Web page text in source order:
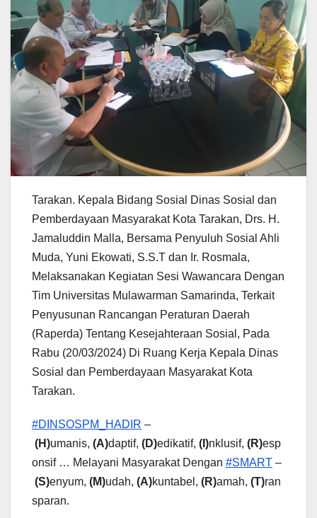
Tarakan. Kepala Bidang Sosial Dinas Sosial dan
Pemberdayaan Masyarakat Kota Tarakan, Drs. H.
Jamaluddin Malla, Bersama Penyuluh Sosial Ahli
Muda, Yuni Ekowati, S.S.T dan Ir. Rosmala,
Melaksanakan Kegiatan Sesi Wawancara Dengan
Tim Universitas Mulawarman Samarinda, Terkait
Penyusunan Rancangan Peraturan Daerah
(Raperda) Tentang Kesejahteraan Sosial, Pada
Rabu (20/03/2024) Di Ruang Kerja Kepala Dinas
Sosial dan Pemberdayaan Masyarakat Kota
Tarakan.
#DINSOSPM_HADIR –
(H)umanis, (A)daptif, (D)edikatif, (I)nklusif, (R)esp
onsif … Melayani Masyarakat Dengan #SMART –
(S)enyum, (M)udah, (A)kuntabel, (R)amah, (T)ran
sparan.